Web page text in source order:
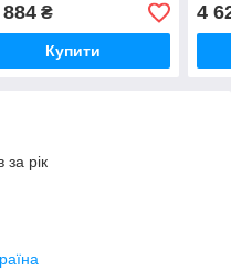
₴
Купити
4
за рік